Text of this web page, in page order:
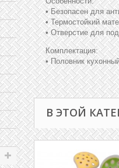
• Безопасен для
• Термостойкий
• Отверстие для
Комплектация:
• Половник
В ЭТОЙ